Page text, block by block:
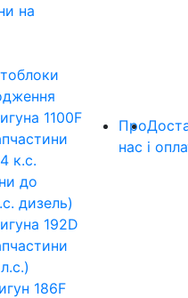
на
1100F
к.с.
до
дизель)
192D
186F
Про
нас і